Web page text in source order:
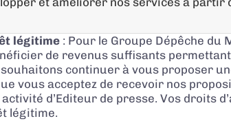
légitime: Pour le Groupe Dépêche du
de revenus suffisants
continuer à vous proposer
vous acceptez de recevoir nos
d’Editeur de presse. Vos droits
légitime.